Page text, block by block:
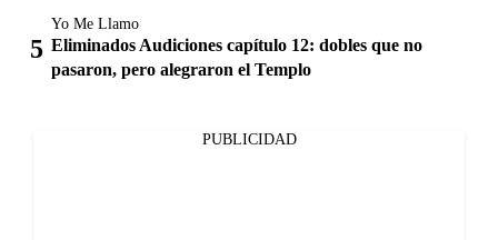
Yo Me Llamo
Eliminados Audiciones capítulo 12: dobles que no
pasaron, pero alegraron el Templo
PUBLICIDAD